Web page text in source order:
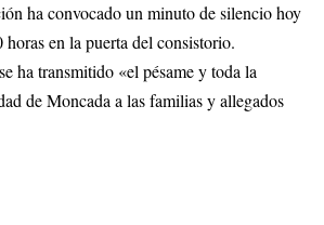
ha convocado un minuto de silencio hoy
horas en la puerta del consistorio.
ha transmitido «el pésame y toda la
de Moncada a las familias y allegados